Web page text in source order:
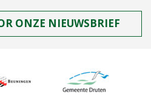
ONZE NIEUWSBRIEF